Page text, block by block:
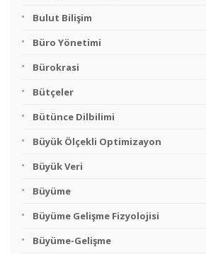
Bulut Bilişim
Büro Yönetimi
Bürokrasi
Bütçeler
Bütünce Dilbilimi
Büyük Ölçekli Optimizayon
Büyük Veri
Büyüme
Büyüme Gelişme Fizyolojisi
Büyüme-Gelişme